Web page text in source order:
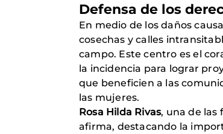
Defensa de los
En medio de los daños
cosechas y calles
campo. Este centro es el
la incidencia para lograr
que beneficien a las
las mujeres.
Rosa Hilda Rivas, una de las
afirma, destacando la